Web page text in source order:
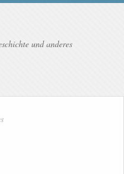
und anderes